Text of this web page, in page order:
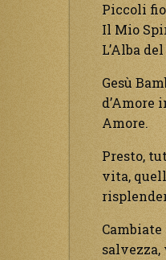
Piccoli
Il Mio
L’Alba
Gesù
d’Amore
Amore.
Presto,
vita,